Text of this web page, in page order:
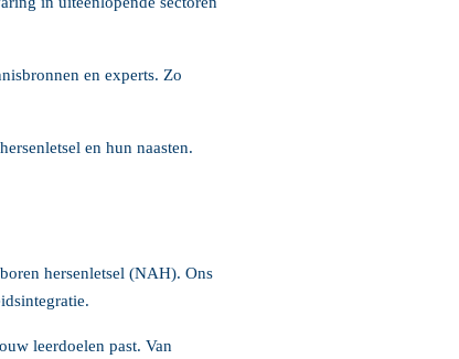
en experts. Zo
en hun naasten.
hersenletsel (NAH). Ons
leerdoelen past. Van